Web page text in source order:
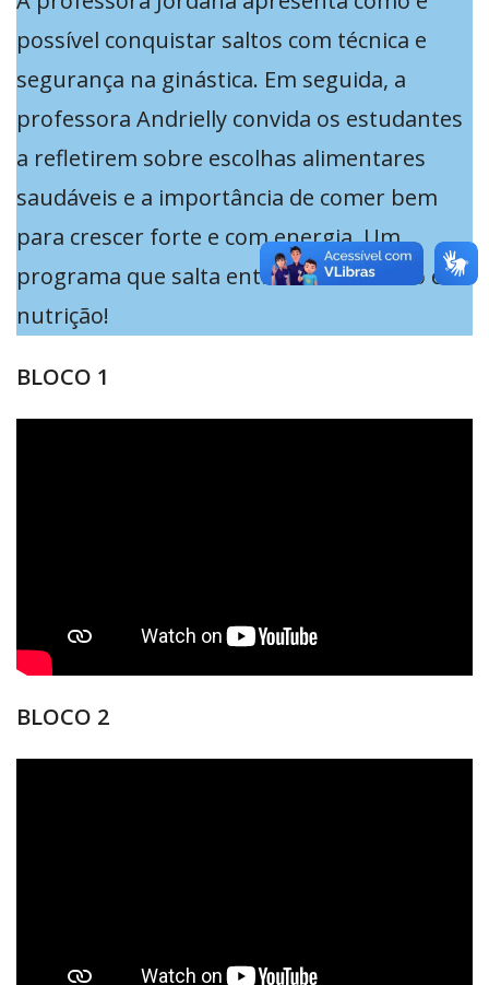
possível conquistar saltos com técnica e
segurança na ginástica. Em seguida, a
professora Andrielly convida os estudantes
a refletirem sobre escolhas alimentares
saudáveis e a importância de comer bem
para crescer forte e com energia. Um
programa que salta entre o movimento e a
nutrição!
BLOCO 1
BLOCO 2